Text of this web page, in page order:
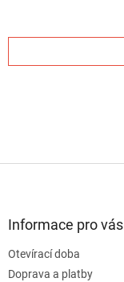
hvězdiček.
Informace pro vás
Otevírací doba
Doprava a platby